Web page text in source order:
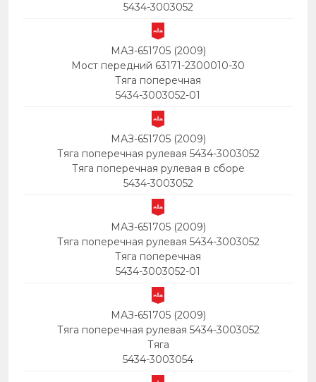
5434-3003052
МАЗ-651705 (2009)
Мост передний 63171-2300010-30
Тяга поперечная
5434-3003052-01
МАЗ-651705 (2009)
Тяга поперечная рулевая 5434-3003052
Тяга поперечная рулевая в сборе
5434-3003052
МАЗ-651705 (2009)
Тяга поперечная рулевая 5434-3003052
Тяга поперечная
5434-3003052-01
МАЗ-651705 (2009)
Тяга поперечная рулевая 5434-3003052
Тяга
5434-3003054